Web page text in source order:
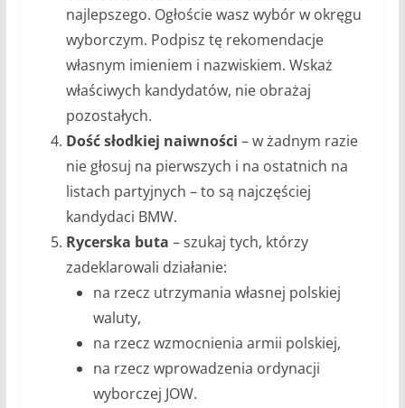
najlepszego. Ogłoście wasz wybór w okręgu
wyborczym. Podpisz tę rekomendacje
własnym imieniem i nazwiskiem. Wskaż
właściwych kandydatów, nie obrażaj
pozostałych.
Dość słodkiej naiwności – w żadnym razie
nie głosuj na pierwszych i na ostatnich na
listach partyjnych – to są najczęściej
kandydaci BMW.
Rycerska buta – szukaj tych, którzy
zadeklarowali działanie:
na rzecz utrzymania własnej polskiej
waluty,
na rzecz wzmocnienia armii polskiej,
na rzecz wprowadzenia ordynacji
wyborczej JOW.